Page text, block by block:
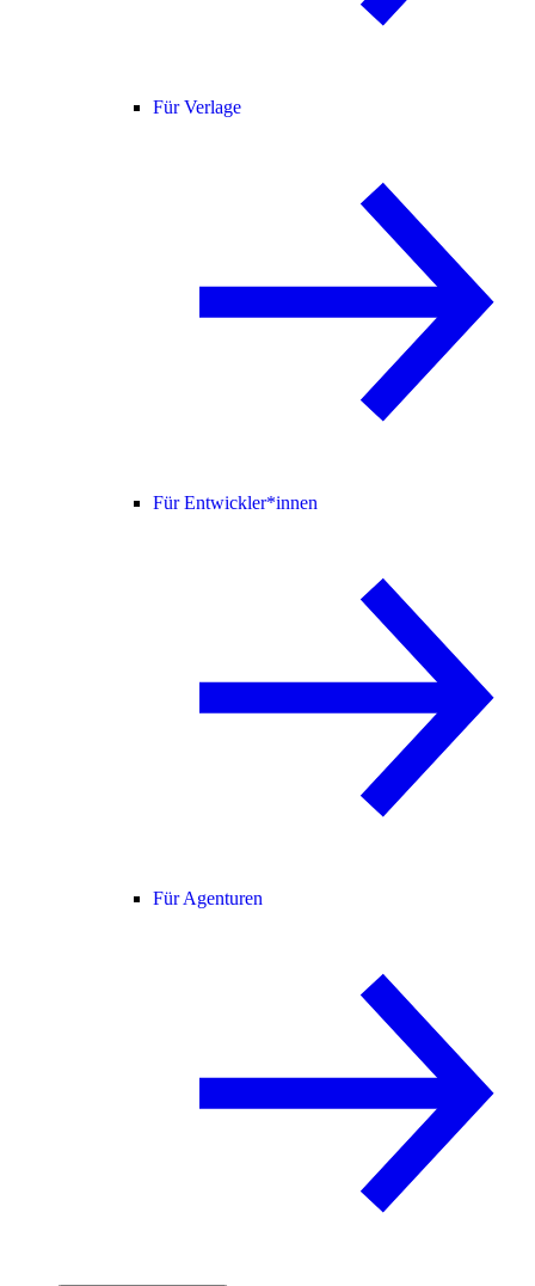
Für Verlage
Für Entwickler*innen
Für Agenturen